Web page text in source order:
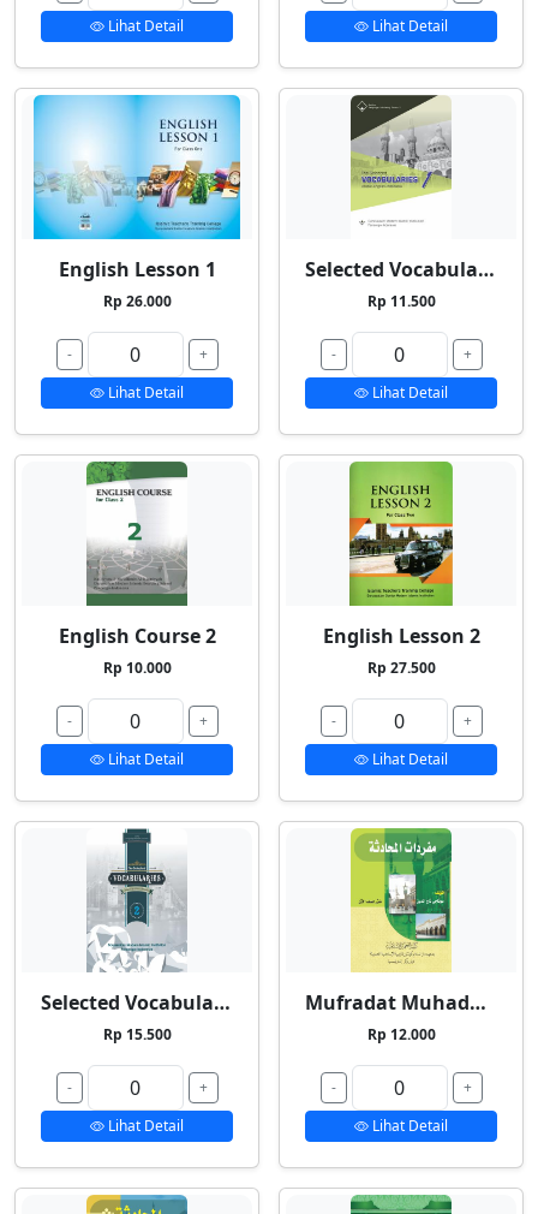
Lihat Detail
Lihat Detail
English Lesson 1
Rp 26.000
-
+
Lihat Detail
Selected Vocabularies 1
Rp 11.500
-
+
Lihat Detail
English Course 2
Rp 10.000
-
+
Lihat Detail
English Lesson 2
Rp 27.500
-
+
Lihat Detail
Selected Vocabularies 2
Rp 15.500
-
+
Lihat Detail
Mufradat Muhadatsah
Rp 12.000
-
+
Lihat Detail